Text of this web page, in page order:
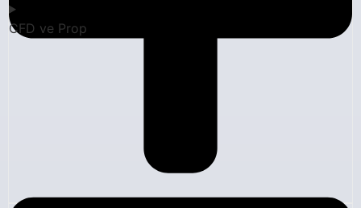
CFD ve Prop